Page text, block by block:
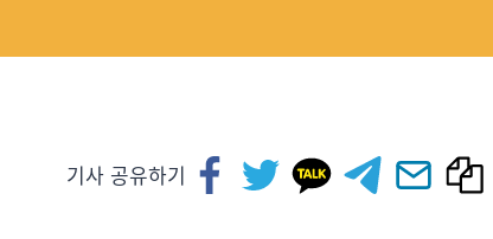
기사 공유하기